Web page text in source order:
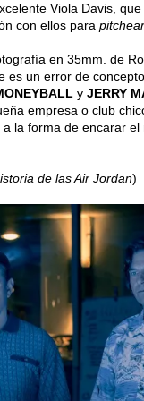
Viola Davis,
con ellos para
en 35mm. de
un error de
y JERRY
empresa o club
la forma de encarar el
de las Air Jordan)